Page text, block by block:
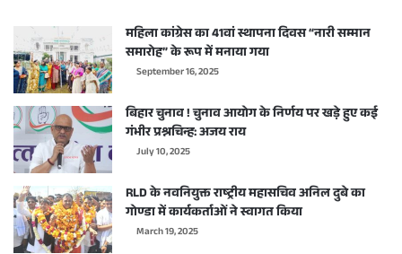
महिला कांग्रेस का 41वां स्थापना दिवस “नारी सम्मान
समारोह” के रूप में मनाया गया
September 16, 2025
बिहार चुनाव ! चुनाव आयोग के निर्णय पर खड़े हुए कई
गंभीर प्रश्नचिन्ह: अजय राय
July 10, 2025
RLD के नवनियुक्त राष्ट्रीय महासचिव अनिल दुबे का
गोण्डा में कार्यकर्ताओं ने स्वागत किया
March 19, 2025